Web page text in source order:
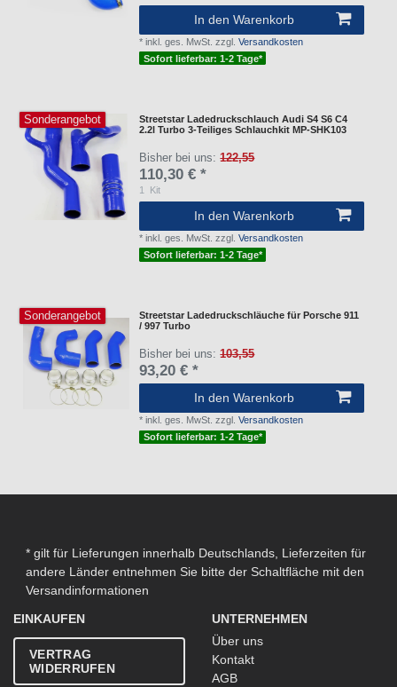
In den Warenkorb
*inkl. ges. MwSt. zzgl.Versandkosten
Sofort lieferbar: 1-2 Tage*
Sonderangebot
Streetstar Ladedruckschlauch Audi S4 S6 C4
2.2l Turbo 3-Teiliges Schlauchkit MP-SHK103
Bisher bei uns:122,55
110,30 € *
1 Kit
In den Warenkorb
*inkl. ges. MwSt. zzgl.Versandkosten
Sofort lieferbar: 1-2 Tage*
Sonderangebot
Streetstar Ladedruckschläuche für Porsche 911
/ 997 Turbo
Bisher bei uns:103,55
93,20 € *
In den Warenkorb
*inkl. ges. MwSt. zzgl.Versandkosten
Sofort lieferbar: 1-2 Tage*
* gilt für Lieferungen innerhalb Deutschlands, Lieferzeiten für
andere Länder entnehmen Sie bitte der Schaltfläche mit den
Versandinformationen
EINKAUFEN
VERTRAG
WIDERRUFEN
UNTERNEHMEN
Über uns
Kontakt
AGB